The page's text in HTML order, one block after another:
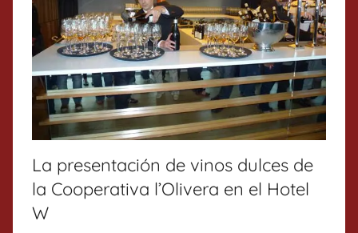
La presentación de vinos dulces de
la Cooperativa l’Olivera en el Hotel
W